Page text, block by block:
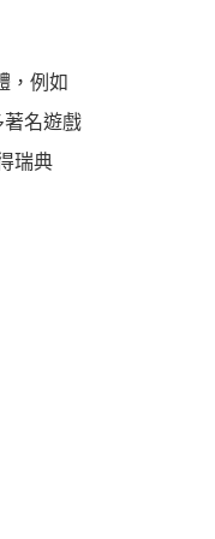
，例如
著名遊戲
瑞典